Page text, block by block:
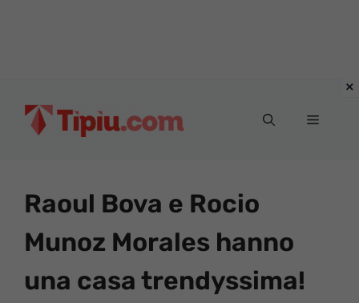
Menu
Raoul Bova e Rocio
Munoz Morales hanno
una casa trendyssima!